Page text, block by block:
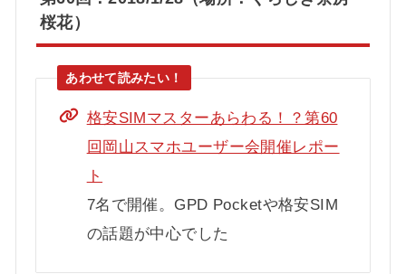
桜花）
格安SIMマスターあらわる！？第60
回岡山スマホユーザー会開催レポー
ト
7名で開催。GPD Pocketや格安SIM
の話題が中心でした